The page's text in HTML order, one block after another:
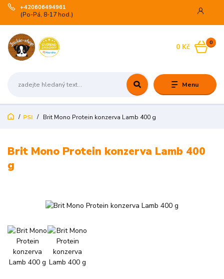
Menu
+420606494961
(Po-Pá, 8-17 hod.)
0
0 Kč
PSI Brit Mono Protein konzerva Lamb 400 g
Brit Mono Protein konzerva Lamb 400
g